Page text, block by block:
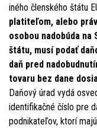
iného členského štátu
platiteľom, alebo
osobou nadobúda
štátu, musí podať
daň pred
tovaru bez dane
Daňový úrad vydá
identifikačné číslo pre
podnikateľov, ktorí